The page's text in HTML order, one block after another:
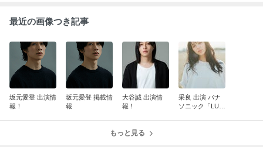
最近の画像つき記事
坂元愛登 出演情
報！
坂元愛登 掲載情
報
大谷誠 出演情
報！
采良 出演 パナ
ソニック「LUM
もっと見る